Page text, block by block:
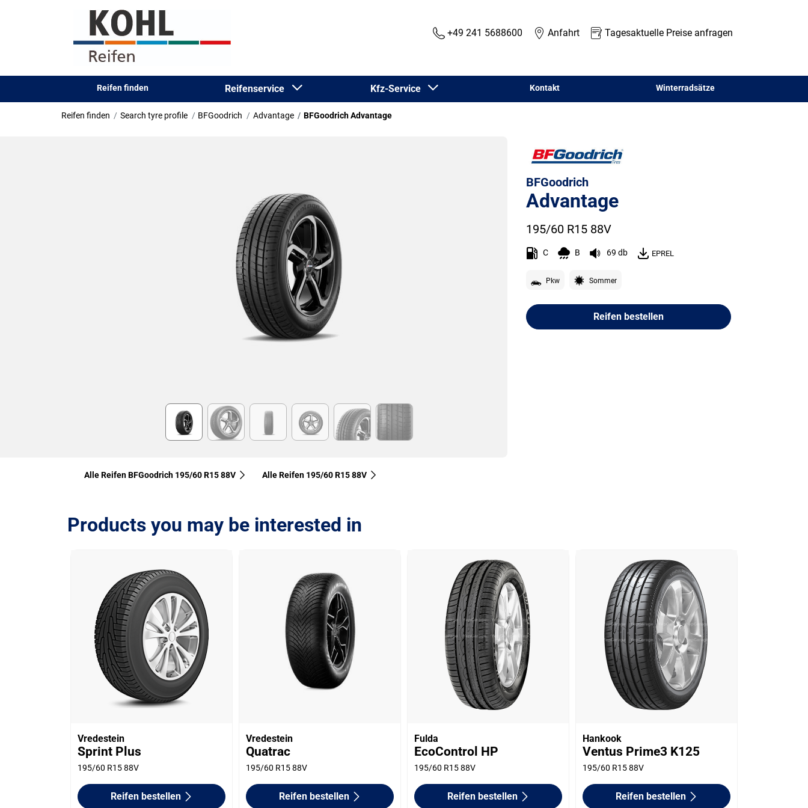
+49 241 5688600 Anfahrt Tagesaktuelle Preise anfragen
Reifen finden Reifenservice Kfz-Service Kontakt Winterradsätze
Reifen finden Search tyre profile BFGoodrich Advantage BFGoodrich Advantage
Alle Reifen BFGoodrich 195/60 R15 88V Alle Reifen‎ 195/60 R15 88V
BFGoodrich
Advantage
195/60 R15 88V
C B 69 db EPREL
Pkw Sommer
Reifen bestellen
Products you may be interested in
Vredestein
Sprint Plus
195/60 R15 88V
Reifen bestellen
Vredestein
Quatrac
195/60 R15 88V
Reifen bestellen
Fulda
EcoControl HP
195/60 R15 88V
Reifen bestellen
Hankook
Ventus Prime3 K125
195/60 R15 88V
Reifen bestellen